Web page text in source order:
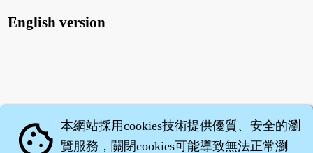
English version
cookie 本網站採用cookies技術提供優質、安全的瀏
覽服務，關閉cookies可能導致無法正常瀏